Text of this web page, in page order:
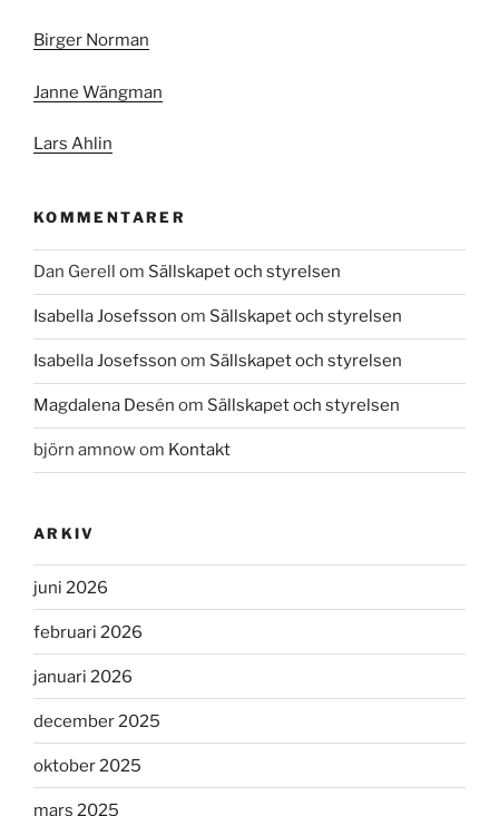
Birger Norman
Janne Wängman
Lars Ahlin
KOMMENTARER
Dan Gerell om Sällskapet och styrelsen
Isabella Josefsson om Sällskapet och styrelsen
Isabella Josefsson om Sällskapet och styrelsen
Magdalena Desén om Sällskapet och styrelsen
björn amnowom Kontakt
ARKIV
juni 2026
februari 2026
januari 2026
december 2025
oktober 2025
mars 2025